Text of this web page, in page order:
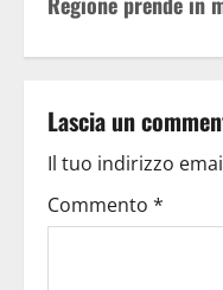
Lascia un
Il tuo indirizzo
Commento *